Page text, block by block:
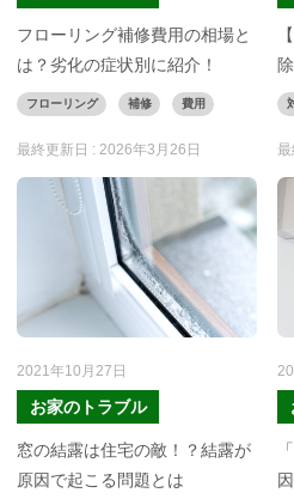
フローリング補修費用の相場と
は？劣化の症状別に紹介！
フローリング 補修 費用
最終更新日 : 2026年3月26日
2021年10月27日
お家のトラブル
窓の結露は住宅の敵！？結露が
原因で起こる問題とは